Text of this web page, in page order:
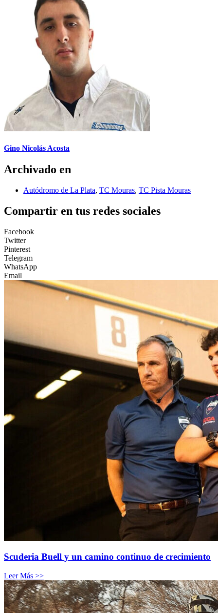
Gino Nicolás Acosta
Archivado en
Autódromo de La Plata, TC Mouras, TC Pista Mouras
Compartir en tus redes sociales
Facebook
Twitter
Pinterest
Telegram
WhatsApp
Email
Scuderia Buell y un camino continuo de crecimiento
Leer Más >>